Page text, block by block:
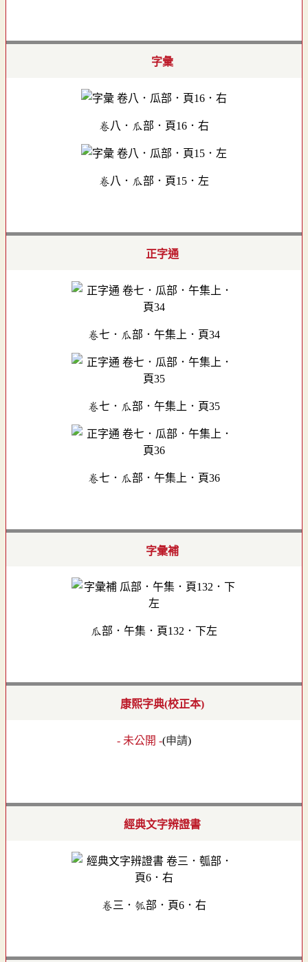
字彙
卷八．瓜部．頁16．右
卷八．瓜部．頁15．左
正字通
卷七．瓜部．午集上．頁34
卷七．瓜部．午集上．頁35
卷七．瓜部．午集上．頁36
字彙補
瓜部．午集．頁132．下左
康熙字典(校正本)
- 未公開 -(申請)
經典文字辨證書
卷三．瓠部．頁6．右